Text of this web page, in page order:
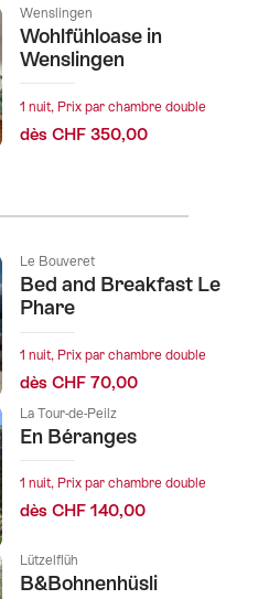
Wenslingen
Wohlfühloase in
Wenslingen
1 nuit, Prix par chambre double
dès CHF 350,00
Le Bouveret
Bed and Breakfast Le
Phare
1 nuit, Prix par chambre double
dès CHF 70,00
La Tour-de-Peilz
En Béranges
1 nuit, Prix par chambre double
dès CHF 140,00
Lützelflüh
B&Bohnenhüsli